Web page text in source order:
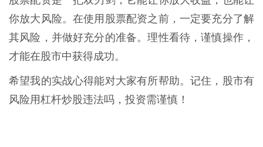
你放大风险。在使用股票配资之前，一定要充分了解
其风险，并做好充分的准备。理性看待，谨慎操作，
才能在股市中获得成功。
希望我的实战心得能对大家有所帮助。记住，股市有
风险用杠杆炒股违法吗，投资需谨慎！